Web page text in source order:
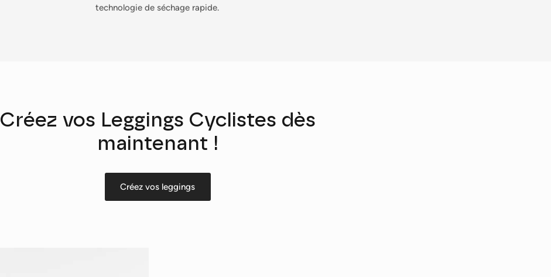
technologie de séchage rapide.
Créez vos Leggings Cyclistes dès
maintenant !
Créez vos leggings
Incitez les clients à s'inscrire à votre liste de diffusion en leur
proposant des réductions ou des offres exclusives.